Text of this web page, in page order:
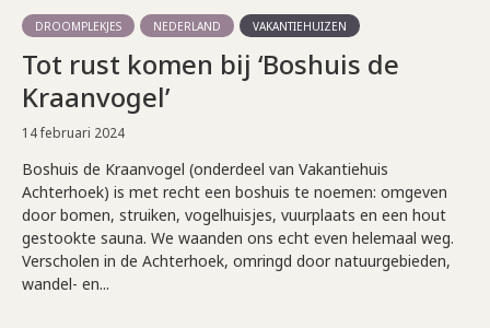
DROOMPLEKJES NEDERLAND VAKANTIEHUIZEN
Tot rust komen bij ‘Boshuis de
Kraanvogel’
14 februari 2024
Boshuis de Kraanvogel (onderdeel van Vakantiehuis
Achterhoek) is met recht een boshuis te noemen: omgeven
door bomen, struiken, vogelhuisjes, vuurplaats en een hout
gestookte sauna. We waanden ons echt even helemaal weg.
Verscholen in de Achterhoek, omringd door natuurgebieden,
wandel- en...